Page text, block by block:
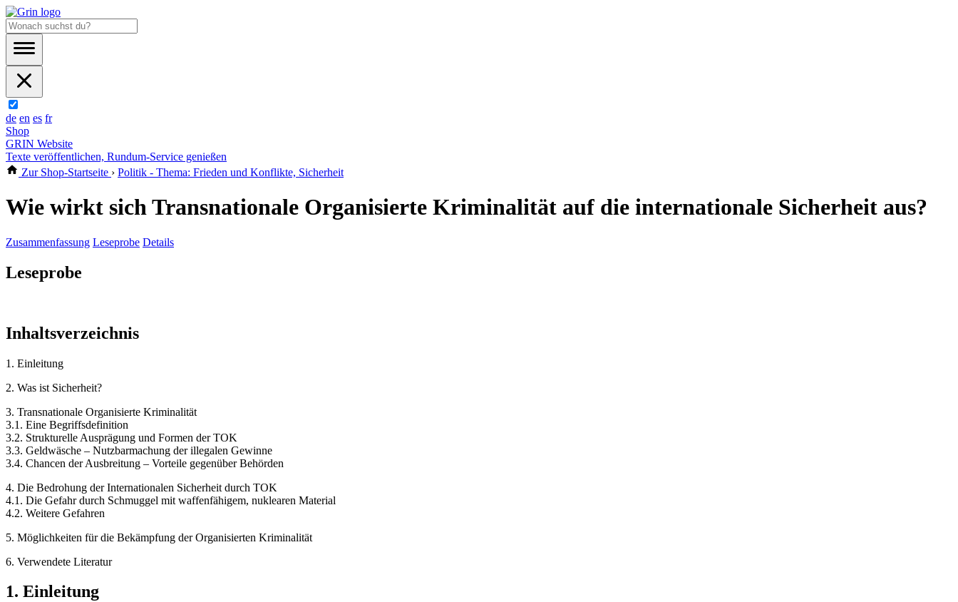
de en es fr
Shop
GRIN Website
Texte veröffentlichen, Rundum-Service genießen
Zur Shop-Startseite › Politik - Thema: Frieden und Konflikte, Sicherheit
Wie wirkt sich Transnationale Organisierte Kriminalität auf die internationale Sicherheit aus?
Zusammenfassung Leseprobe Details
Leseprobe
Inhaltsverzeichnis
1. Einleitung
2. Was ist Sicherheit?
3. Transnationale Organisierte Kriminalität
3.1. Eine Begriffsdefinition
3.2. Strukturelle Ausprägung und Formen der TOK
3.3. Geldwäsche – Nutzbarmachung der illegalen Gewinne
3.4. Chancen der Ausbreitung – Vorteile gegenüber Behörden
4. Die Bedrohung der Internationalen Sicherheit durch TOK
4.1. Die Gefahr durch Schmuggel mit waffenfähigem, nuklearen Material
4.2. Weitere Gefahren
5. Möglichkeiten für die Bekämpfung der Organisierten Kriminalität
6. Verwendete Literatur
1. Einleitung